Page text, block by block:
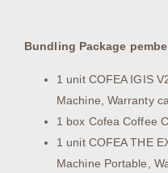
Bundling Package
1 unit COFEA IGIS
Machine, Warranty
1 box Cofea Coffee
1 unit COFEA THE
Machine Portable,